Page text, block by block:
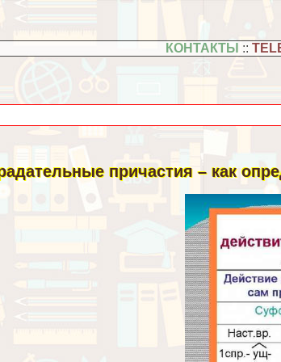
КОНТАКТЫ ::
причастия – как